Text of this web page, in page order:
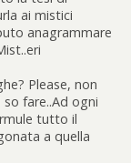
ai mistici
anagrammare
Please, non
fare..Ad ogni
tutto il
a quella